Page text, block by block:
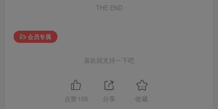
THE END
会员专属
喜欢就支持一下吧
点赞 155 分享 收藏